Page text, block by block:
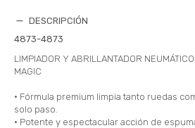
DESCRIPCIÓN
4873-4873
LIMPIADOR Y ABRILLANTADOR
MAGIC
• Fórmula premium limpia tanto ruedas
solo paso.
• Potente y espectacular acción de